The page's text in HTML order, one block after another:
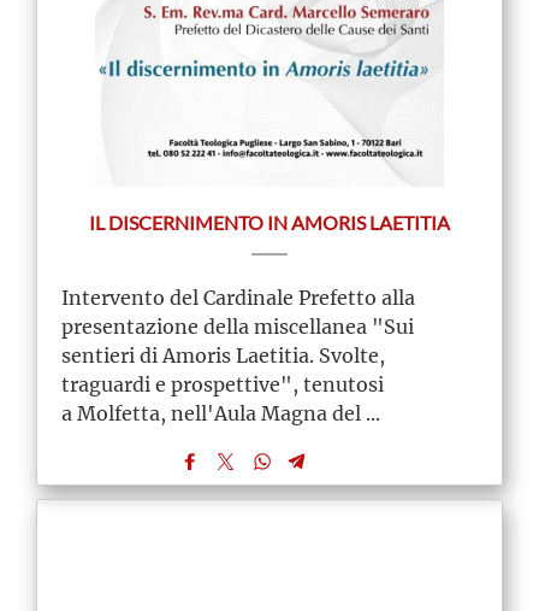
IL DISCERNIMENTO IN AMORIS LAETITIA
Intervento del Cardinale Prefetto alla
presentazione della miscellanea "Sui
sentieri di Amoris Laetitia. Svolte,
traguardi e prospettive", tenutosi
a Molfetta, nell'Aula Magna del ...